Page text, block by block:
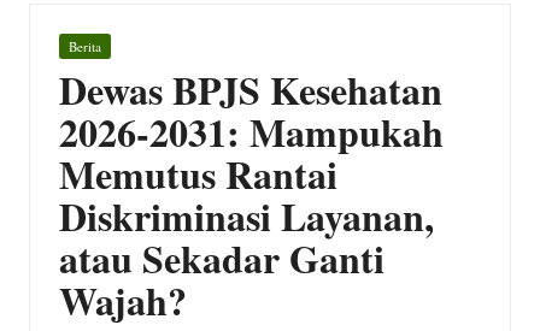
m
Posted
Berita
Dewas BPJS Kesehatan
2026-2031: Mampukah
Memutus Rantai
Diskriminasi Layanan,
atau Sekadar Ganti
Wajah?